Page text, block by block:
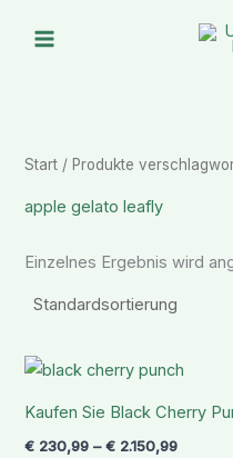
Inhalt
Start / Produkte
apple gelato leafly
Einzelnes Ergebnis wird
Kaufen Sie Black Cherry
€ 230,99 –€ 2.150,99
€